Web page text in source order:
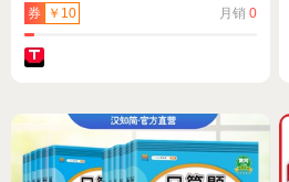
券 ￥10 月销 0